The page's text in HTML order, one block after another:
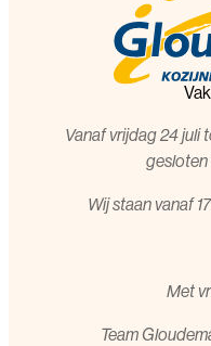
Vanaf vrijdag 24 juli
gesloten
Wij staan vanaf
Met
Team